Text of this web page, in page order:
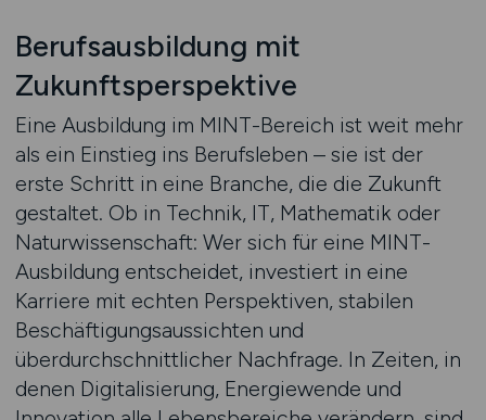
Berufsausbildung mit
Zukunftsperspektive
Eine Ausbildung im MINT-Bereich ist weit mehr
als ein Einstieg ins Berufsleben – sie ist der
erste Schritt in eine Branche, die die Zukunft
gestaltet. Ob in Technik, IT, Mathematik oder
Naturwissenschaft: Wer sich für eine MINT-
Ausbildung entscheidet, investiert in eine
Karriere mit echten Perspektiven, stabilen
Beschäftigungsaussichten und
überdurchschnittlicher Nachfrage. In Zeiten, in
denen Digitalisierung, Energiewende und